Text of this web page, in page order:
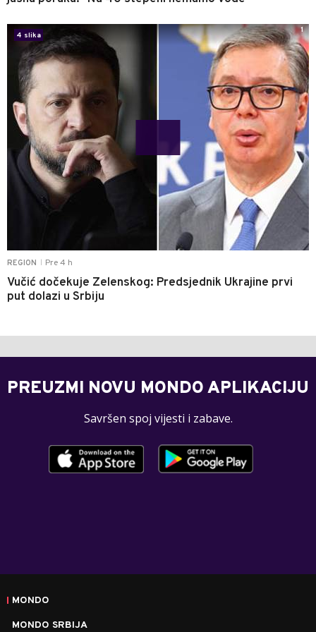
REGION Pre 4 h
Vučić dočekuje Zelenskog: Predsjednik Ukrajine prvi
put dolazi u Srbiju
4 slika
1
PREUZMI NOVU MONDO APLIKACIJU
Savršen spoj vijesti i zabave.
MONDO
MONDO SRBIJA